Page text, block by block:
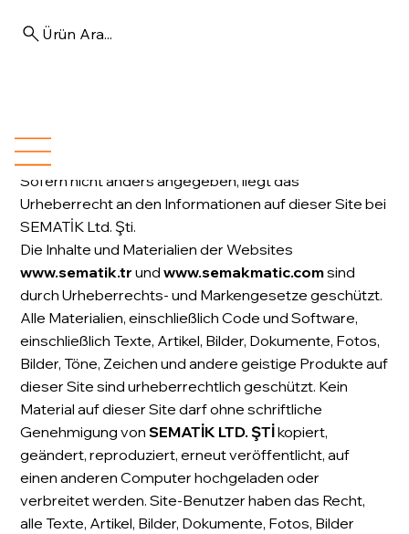
Ürün Ara...
Sofern nicht anders angegeben, liegt das
Urheberrecht an den Informationen auf dieser Site bei
SEMATİK Ltd. Şti.
Die Inhalte und Materialien der Websites
www.sematik.tr und www.semakmatic.comsind
durch Urheberrechts- und Markengesetze geschützt.
Alle Materialien, einschließlich Code und Software,
einschließlich Texte, Artikel, Bilder, Dokumente, Fotos,
Bilder, Töne, Zeichen und andere geistige Produkte auf
dieser Site sind urheberrechtlich geschützt. Kein
Material auf dieser Site darf ohne schriftliche
Genehmigung von SEMATİK LTD. ŞTİkopiert,
geändert, reproduziert, erneut veröffentlicht, auf
einen anderen Computer hochgeladen oder
verbreitet werden. Site-Benutzer haben das Recht,
alle Texte, Artikel, Bilder, Dokumente, Fotos, Bilder